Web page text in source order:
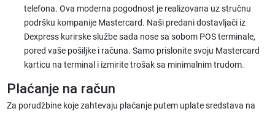
telefona. Ova moderna pogodnost je realizovana uz stručnu
podršku kompanije Mastercard. Naši predani dostavljači iz
Dexpress kurirske službe sada nose sa sobom POS terminale,
pored vaše pošiljke i računa. Samo prislonite svoju Mastercard
karticu na terminal i izmirite trošak sa minimalnim trudom.
Plaćanje na račun
Za porudžbine koje zahtevaju plaćanje putem uplate sredstava na